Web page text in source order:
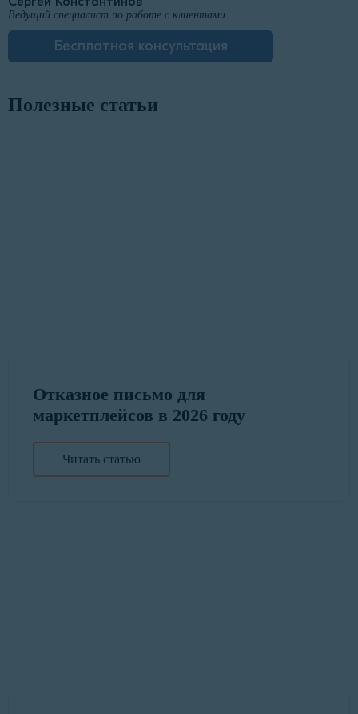
Ведущий специалист по работе с клиентами
Бесплатная консультация
Полезные статьи
Отказное письмо для
маркетплейсов в 2026 году
Читать статью